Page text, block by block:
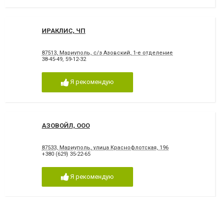
ИРАКЛИС, ЧП
87513, Мариуполь, с/з Азовский, 1-е отделение
38-45-49, 59-12-32
Я рекомендую
АЗОВОЙЛ, ООО
87533, Мариуполь, улица Краснофлотская, 196
+380 (629) 35-22-65
Я рекомендую